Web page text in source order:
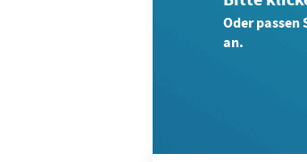
Oder passen
an.